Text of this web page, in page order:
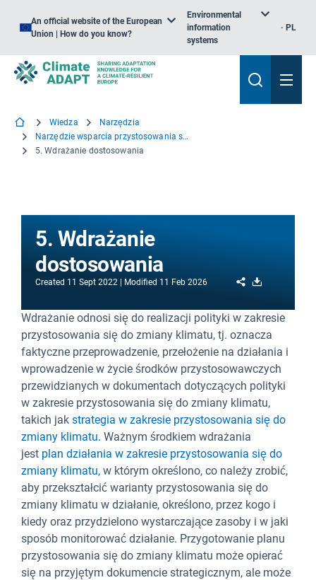
An official website of the European
Union | How do you know?
Environmental
information
systems
PL
Wiedza
Narzędzia
Narzędzie wsparcia przystosowania się do zmiany klimatu – pierwsze kroki
5. Wdrażanie dostosowania
5. Wdrażanie
dostosowania
Created 11 Sept 2022 Modified 11 Feb 2026 Share
Wdrażanie odnosi się do realizacji polityki w zakresie
przystosowania się do zmiany klimatu, tj. oznacza
faktyczne przeprowadzenie, przełożenie na działania i
wprowadzenie w życie środków przystosowawczych
przewidzianych w dokumentach dotyczących polityki
w zakresie przystosowania się do zmiany klimatu,
takich jak strategia w zakresie przystosowania się do
zmiany klimatu. Ważnym środkiem wdrażania
jest plan działania w zakresie przystosowania się do
zmiany klimatu, w którym określono, co należy zrobić,
aby przekształcić warianty przystosowania się do
zmiany klimatu w działanie, określono, przez kogo i
kiedy oraz przydzielono wystarczające zasoby i w jaki
sposób monitorować działanie. Przygotowanie planu
przystosowania się do zmiany klimatu może opierać
się na przyjętym dokumencie strategicznym, ale może